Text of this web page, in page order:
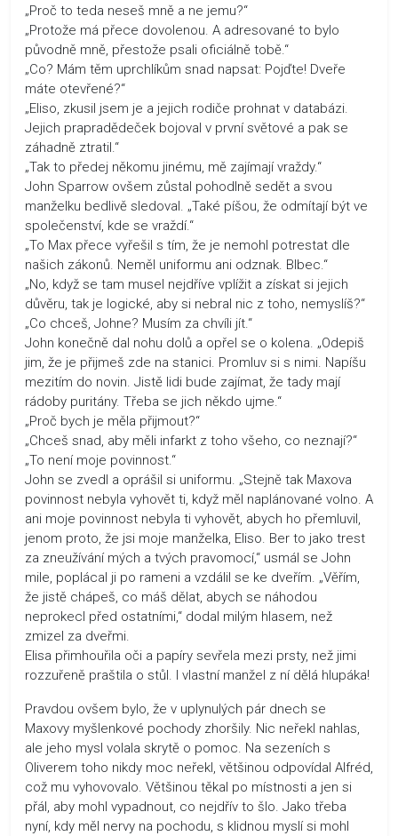
„Proč to teda neseš mně a ne jemu?“
„Protože má přece dovolenou. A adresované to bylo
původně mně, přestože psali oficiálně tobě.“
„Co? Mám těm uprchlíkům snad napsat: Pojďte! Dveře
máte otevřené?“
„Eliso, zkusil jsem je a jejich rodiče prohnat v databázi.
Jejich prapradědeček bojoval v první světové a pak se
záhadně ztratil.“
„Tak to předej někomu jinému, mě zajímají vraždy.“
John Sparrow ovšem zůstal pohodlně sedět a svou
manželku bedlivě sledoval. „Také píšou, že odmítají být ve
společenství, kde se vraždí.“
„To Max přece vyřešil s tím, že je nemohl potrestat dle
našich zákonů. Neměl uniformu ani odznak. Blbec.“
„No, když se tam musel nejdříve vplížit a získat si jejich
důvěru, tak je logické, aby si nebral nic z toho, nemyslíš?“
„Co chceš, Johne? Musím za chvíli jít.“
John konečně dal nohu dolů a opřel se o kolena. „Odepiš
jim, že je přijmeš zde na stanici. Promluv si s nimi. Napíšu
mezitím do novin. Jistě lidi bude zajímat, že tady mají
rádoby puritány. Třeba se jich někdo ujme.“
„Proč bych je měla přijmout?“
„Chceš snad, aby měli infarkt z toho všeho, co neznají?“
„To není moje povinnost.“
John se zvedl a oprášil si uniformu. „Stejně tak Maxova
povinnost nebyla vyhovět ti, když měl naplánované volno. A
ani moje povinnost nebyla ti vyhovět, abych ho přemluvil,
jenom proto, že jsi moje manželka, Eliso. Ber to jako trest
za zneužívání mých a tvých pravomocí,“ usmál se John
mile, poplácal ji po rameni a vzdálil se ke dveřím. „Věřím,
že jistě chápeš, co máš dělat, abych se náhodou
neprokecl před ostatními,“ dodal milým hlasem, než
zmizel za dveřmi.
Elisa přimhouřila oči a papíry sevřela mezi prsty, než jimi
rozzuřeně praštila o stůl. I vlastní manžel z ní dělá hlupáka!
Pravdou ovšem bylo, že v uplynulých pár dnech se
Maxovy myšlenkové pochody zhoršily. Nic neřekl nahlas,
ale jeho mysl volala skrytě o pomoc. Na sezeních s
Oliverem toho nikdy moc neřekl, většinou odpovídal Alfréd,
což mu vyhovovalo. Většinou těkal po místnosti a jen si
přál, aby mohl vypadnout, co nejdřív to šlo. Jako třeba
nyní, kdy měl nervy na pochodu, s klidnou myslí si mohl